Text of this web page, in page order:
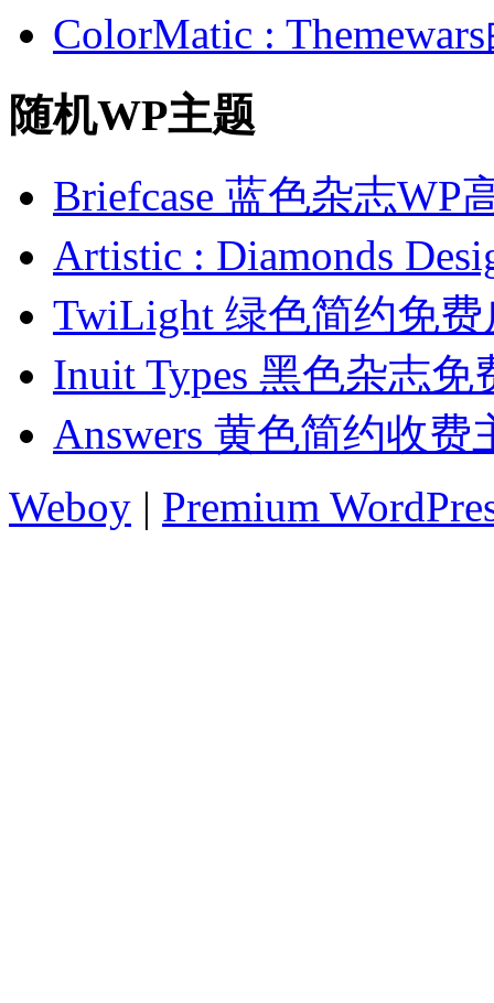
ColorMatic :
随机WP主题
Briefcase 蓝色杂志WP
Artistic : Diamonds
TwiLight 绿色简约免费
Inuit Types 黑色杂志免
Answers 黄色简约收费
Weboy | Premium